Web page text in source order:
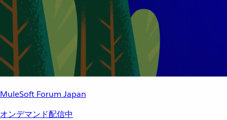
MuleSoft Forum Japan
オンデマンド配信中